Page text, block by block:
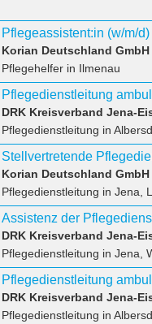
Pflegeassistent:in (w/m/d)
Korian Deutschland GmbH
Pflegehelferin Ilmenau
DRK Kreisverband Jena-
Pflegedienstleitung in
Stellvertretende
Korian Deutschland GmbH
Pflegedienstleitung in Jena,
Assistenz der
DRK Kreisverband Jena-
Pflegedienstleitung in Jena,
DRK Kreisverband Jena-
Pflegedienstleitung in